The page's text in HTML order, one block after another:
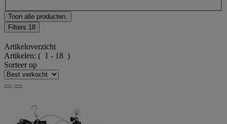
Toon alle producten.
Filters 18
Artikeloverzicht
Artikelen: ( 1 - 18 )
Sorteer op